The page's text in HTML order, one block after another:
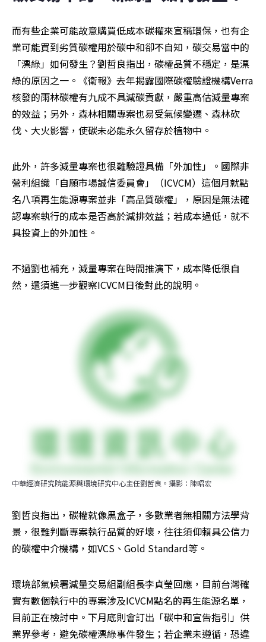
而有些企業可能故意購買低成本碳權來宣稱環保，也有企
業可能買到劣質碳權用於碳中和卻不自知，碳交易當中的
「漂綠」如何發生？劉哲良指出，碳權品質不穩定，是漂
綠的原因之一。《衛報》去年揭露國際碳權驗證機構Verra
核發的雨林碳權有九成不具減碳貢獻，嚴重高估減量專案
的效益；另外，森林相關專案也易受氣候變遷、森林砍
伐、大火影響，使碳未必能永久留存於植物中。
此外，許多減量專案也很難驗證具備「外加性」。國際非
營利組織「自願市場誠信委員會」（ICVCM）這個月就點
名八項再生能源專案並非「高品質碳權」，原因是無法確
認專案執行的成本是否高於減排效益；若成本過低，就不
具投資上的外加性。
不過劉也補充，減量專案在時間推演下，成本降低很自
然，還須進一步觀察ICVCM日後對此的說明。
中華經濟研究院能源與環境研究中心主任劉哲良。攝影：陳昭宏
劉哲良指出，碳權就像黑盒子，多數業者無相關方法學背
景，很難判斷專案執行品質的好壞，往往須仰賴具公信力
的碳權中介機構，如VCS、Gold Standard等。
環境部氣候署減量交易組副組長李貞瑩回應，目前台灣確
實有數個執行中的專案涉及ICVCM點名的再生能源名單，
目前正在檢討中。下月底則會訂出「碳中和宣告指引」供
業界參考，避免碳權漂綠事件發生；若企業未遵循，恐違